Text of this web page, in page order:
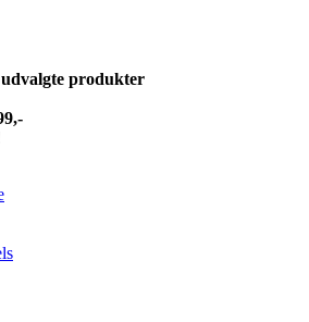
produkter
kontor artikler og meget mere